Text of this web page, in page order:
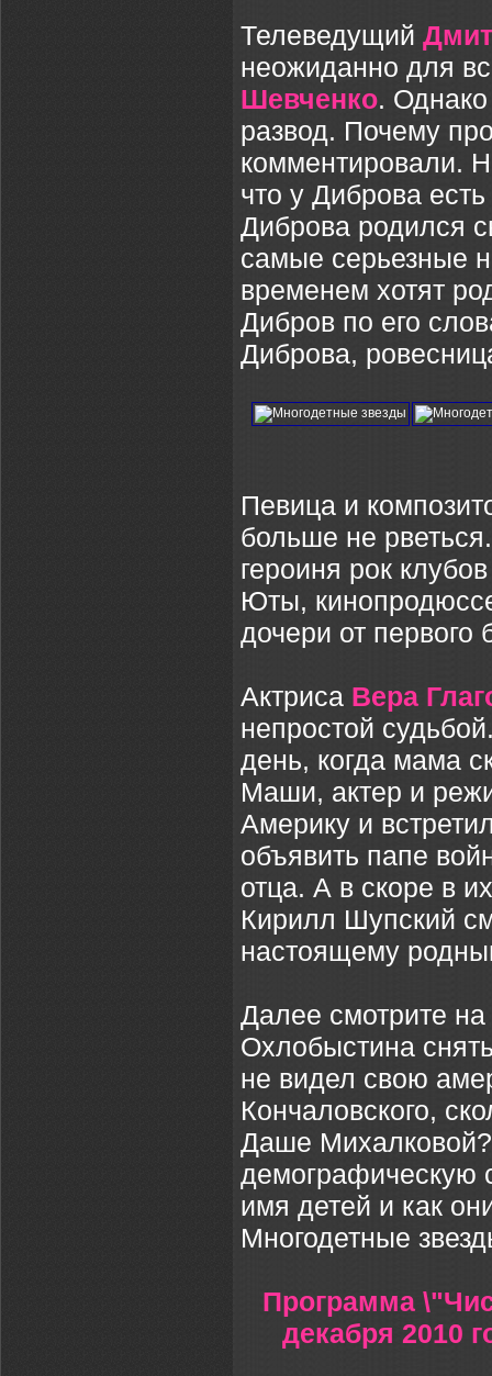
Телеведущий
неожиданно для
Шевченко.
развод. Почему
комментировали.
что у Диброва
Диброва родился
самые серьезные
временем хотят
Дибров по его
Диброва,
Певица и
больше не
героиня рок
Юты,
дочери от первого
Актриса Вера
непростой
день, когда мама
Маши, актер и
Америку и
объявить папе
отца. А в скоре в
Кирилл Шупский
настоящему
Далее смотрите
Охлобыстина
не видел свою
Кончаловского,
Даше
демографическую
имя детей и как
Многодетные
Программа
декабря 2010